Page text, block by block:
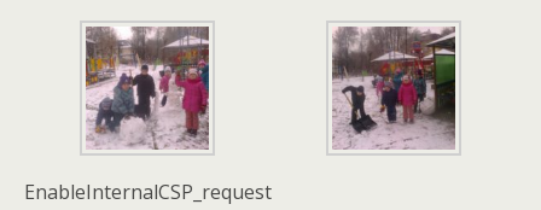
EnableInternalCSP_request